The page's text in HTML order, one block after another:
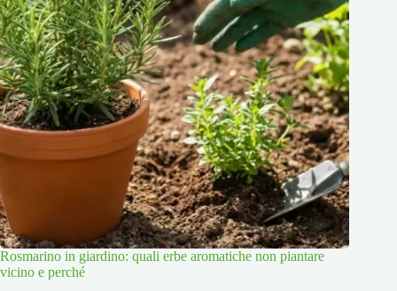
Rosmarino in giardino: quali erbe aromatiche non piantare
vicino e perché